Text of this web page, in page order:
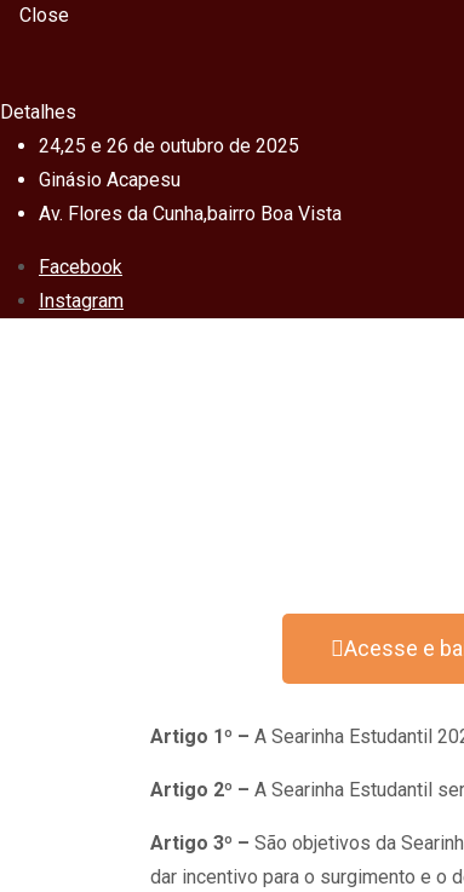
Close
Detalhes
24,25 e 26 de outubro de 2025
Ginásio Acapesu
Av. Flores da Cunha,bairro Boa Vista
Facebook
Instagram
Acesse e
Artigo 1º – A Searinha Estudantil
Artigo 2º – A Searinha Estudantil
Artigo 3º – São objetivos da
dar incentivo para o surgimento e o